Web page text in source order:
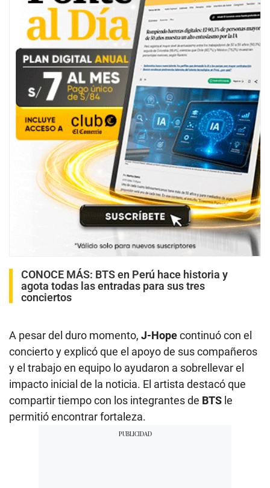
CONOCE MÁS: BTS en Perú hace historia y
agota todas las entradas para sus tres
conciertos
A pesar del duro momento, J-Hopecontinuó con el
concierto y explicó que el apoyo de sus compañeros
y el trabajo en equipo lo ayudaron a sobrellevar el
impacto inicial de la noticia. El artista destacó que
compartir tiempo con los integrantes de BTS le
permitió encontrar fortaleza.